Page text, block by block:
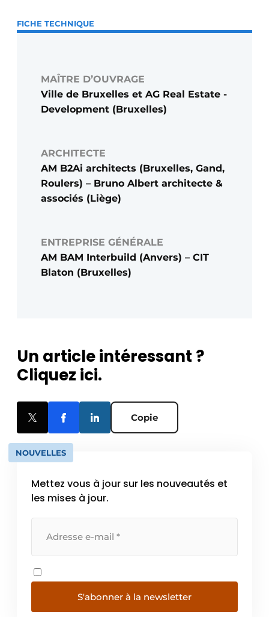
FICHE TECHNIQUE
MAÎTRE D’OUVRAGE
Ville de Bruxelles et AG Real Estate ­
Development (Bruxelles)
ARCHITECTE
AM B2Ai architects (Bruxelles, Gand,
Roulers) – Bruno Albert architecte &
associés (Liège)
ENTREPRISE GÉNÉRALE
AM BAM Interbuild (Anvers) – CIT
Blaton (Bruxelles)
Un article intéressant ?
Cliquez ici.
Copie
NOUVELLES
Mettez vous à jour sur les nouveautés et
les mises à jour.
S'abonner à la newsletter